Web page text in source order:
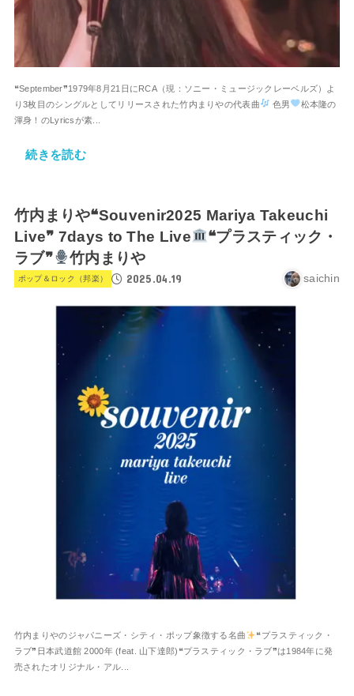
❝September❞1979年8月21日にRCA（現：ソニー・ミュージックレーベルズ）よ
り3枚目のシングルとしてリリースされた竹内まりやの代表曲
色男
松本隆の
渾身！のLyricsが素...
続きを読む
竹内まりや❝Souvenir2025 Mariya Takeuchi
Live❞ 7days to The Live
❝プラスティック・
ラブ❞
竹内まりや
ポップ＆ロック（邦楽） 2025.04.19 saichin
竹内まりやのジャパニーズ・シティ・ポップ象徴する名曲
❝プラスティック・
ラブ❞日本武道館 2000年 (feat. 山下達郎)❝プラスティック・ラブ❞は1984年に発
売されたオリジナル・アル...